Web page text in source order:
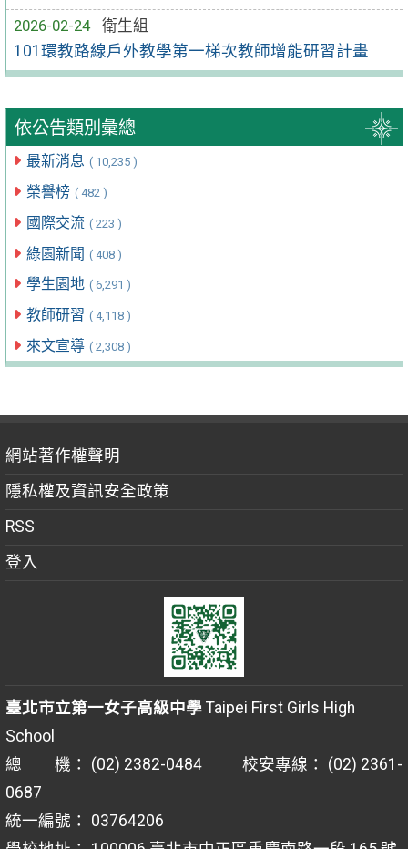
2026-02-24
衛生組
101環教路線戶外教學第一梯次教師增能研習計畫
依公告類別彙總
最新消息 ( 10,235 )
榮譽榜 ( 482 )
國際交流 ( 223 )
綠園新聞 ( 408 )
學生園地 ( 6,291 )
教師研習 ( 4,118 )
來文宣導 ( 2,308 )
網站著作權聲明
隱私權及資訊安全政策
RSS
登入
臺北市立第一女子高級中學Taipei First Girls High
School
總 機： (02) 2382-0484 校安專線： (02) 2361-
0687
統一編號： 03764206